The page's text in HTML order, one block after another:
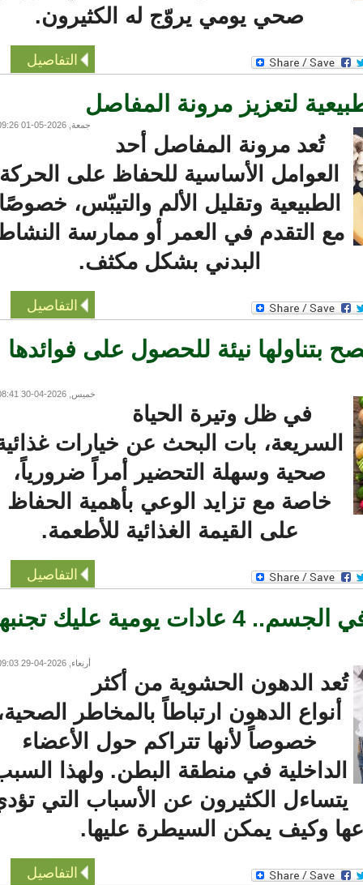
صحي يومي يروّج له الكثيرون.
التفاصيل
لتعزيز مرونة المفاصل
جمعة, 2026-05-01 09:26
تُعد مرونة المفاصل أحد
العوامل الأساسية للحفاظ على الحركة
الطبيعية وتقليل الألم والتيبّس، خصوصًا
مع التقدم في العمر أو ممارسة النشاط
البدني بشكل مكثف.
التفاصيل
نيئة للحصول على فوائدها
خميس, 2026-04-30 08:41
في ظل وتيرة الحياة
السريعة، بات البحث عن خيارات غذائية
صحية وسهلة التحضير أمراً ضرورياً،
خاصة مع تزايد الوعي بأهمية الحفاظ
على القيمة الغذائية للأطعمة.
التفاصيل
الدهون الحشوية في الجسم.. 4 عادات يومية عليك تجنبها
أربعاء, 2026-04-29 09:03
الدهون الحشوية من أكثر
أنواع الدهون ارتباطاً بالمخاطر الصحية،
خصوصاً لأنها تتراكم حول الأعضاء
في منطقة البطن. ولهذا السبب
الكثيرون عن الأسباب التي تؤدي
وكيف يمكن السيطرة عليها.
التفاصيل